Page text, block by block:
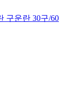
구운란 30구/60